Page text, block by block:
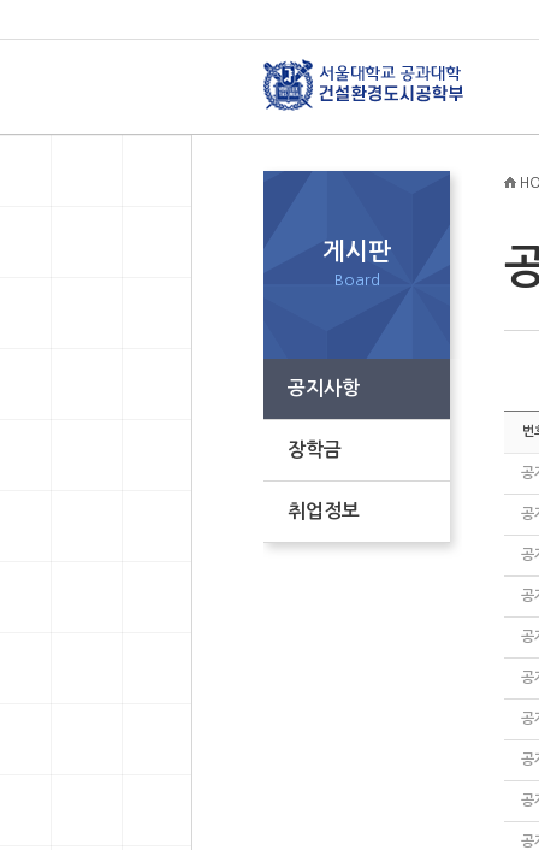
게시판
Board
공지사항
장학금
취업정보
번
공
공
공
공
공
공
공
공
공
공